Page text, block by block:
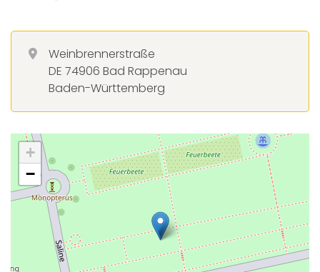
Weinbrennerstraße
DE 74906 Bad Rappenau
Baden-Württemberg
+
−